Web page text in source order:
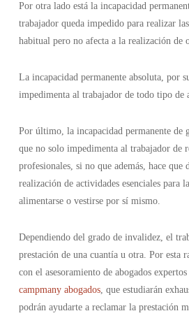
Por otra lado está la incapacidad
trabajador queda impedido para realizar
habitual pero no afecta a la realización de
La incapacidad permanente absoluta, por
impedimenta al trabajador de todo tipo de
Por último, la incapacidad permanente de
que no solo impedimenta al trabajador de
profesionales, si no que además, hace que
realización de actividades esenciales para
alimentarse o vestirse por sí mismo.
Dependiendo del grado de invalidez, el
prestación de una cuantía u otra. Por esta
con el asesoramiento de abogados
campmany abogados, que estudiarán
podrán ayudarte a reclamar la prestación